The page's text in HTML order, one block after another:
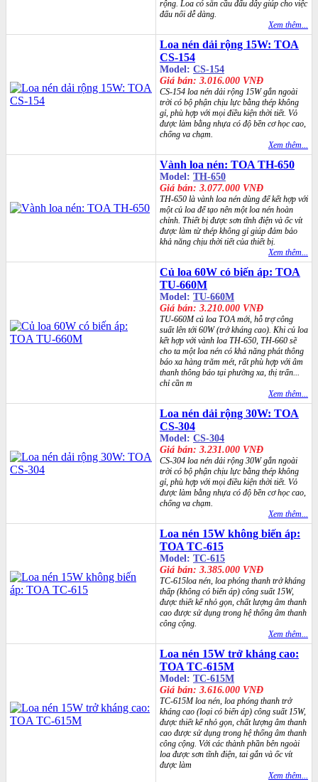
rộng. Loa có sẵn cầu đấu dây giúp cho việc
đấu nối dễ dàng.
Xem thêm...
Loa nén dải rộng 15W: TOA
CS-154
Model: CS-154
Giá bán: 3.016.000 VNĐ
CS-154 loa nén dải rộng 15W gắn ngoài
trời có bộ phận chịu lực bằng thép không
gỉ, phù hợp với mọi điều kiện thời tiết. Vỏ
được làm bằng nhựa có độ bền cơ học cao,
chống va chạm.
Xem thêm...
Vành loa nén: TOA TH-650
Model: TH-650
Giá bán: 3.077.000 VNĐ
TH-650 là vành loa nén dùng để kết hợp với
một củ loa để tạo nên một loa nén hoàn
chỉnh. Thiết bị được sơn tĩnh điện và ốc vít
được làm từ thép không gỉ giúp đảm bảo
khả năng chịu thời tiết của thiết bị.
Xem thêm...
Củ loa 60W có biến áp: TOA
TU-660M
Model: TU-660M
Giá bán: 3.210.000 VNĐ
TU-660M củ loa TOA mới, hỗ trợ công
suất lên tới 60W (trở kháng cao). Khi củ loa
kết hợp với vành loa TH-650, TH-660 sẽ
cho ta một loa nén có khả năng phát thông
báo xa hàng trăm mét, rất phù hợp với âm
thanh thông báo tại phường xa, thị trấn...
chỉ cần m
Xem thêm...
Loa nén dải rộng 30W: TOA
CS-304
Model: CS-304
Giá bán: 3.231.000 VNĐ
CS-304 loa nén dải rộng 30W gắn ngoài
trời có bộ phận chịu lực bằng thép không
gỉ, phù hợp với mọi điều kiện thời tiết. Vỏ
được làm bằng nhựa có độ bền cơ học cao,
chống va chạm.
Xem thêm...
Loa nén 15W không biến áp:
TOA TC-615
Model: TC-615
Giá bán: 3.385.000 VNĐ
TC-615loa nén, loa phóng thanh trở kháng
thấp (không có biến áp) công suất 15W,
được thiết kế nhỏ gọn, chất lượng âm thanh
cao được sử dụng trong hệ thống âm thanh
công cộng.
Xem thêm...
Loa nén 15W trở kháng cao:
TOA TC-615M
Model: TC-615M
Giá bán: 3.616.000 VNĐ
TC-615M loa nén, loa phóng thanh trở
kháng cao (loại có biến áp) công suất 15W,
được thiết kế nhỏ gọn, chất lượng âm thanh
cao được sử dụng trong hệ thống âm thanh
công cộng. Với các thành phần bên ngoài
loa được sơn tĩnh điện, tai gắn và ốc vít
được làm
Xem thêm...